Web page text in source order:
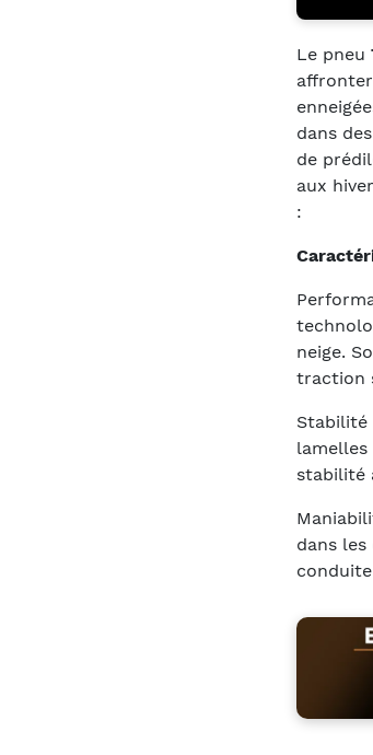
Le pneu
dans
de
aux
:
neige.
traction
Stabilité
stabilité
dans